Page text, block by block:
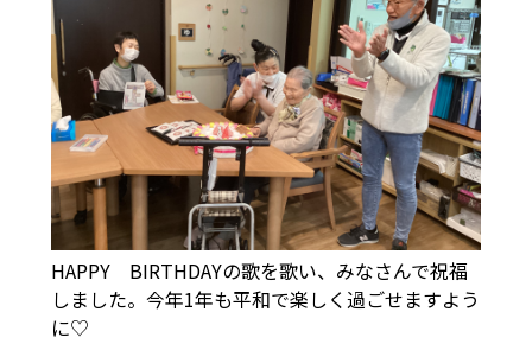
HAPPY BIRTHDAYの歌を歌い、みなさんで祝福
しました。今年1年も平和で楽しく過ごせますよう
に♡